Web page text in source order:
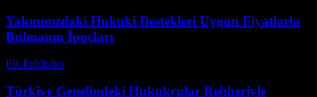
Yakınınızdaki Hukuki Destekleri Uygun Fiyatlarla
Bulmanın İpuçları
PR Publisher-
Türkiye Genelindeki Hukukçular Rehberiyle